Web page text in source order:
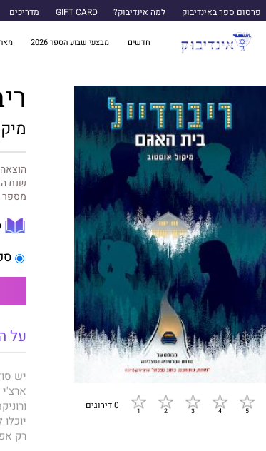
פרסום ספר באינדיבוק למה אינדיבוק? GIFT CARD מדריכים
חדשים מבצעי שבוע הספר 2026
0 דירוגים
שנת
מספר
על
יש‭ ‬סודות‭ ‬שאי‭ ‬אפשר‭ ‬לברוח‭ ‬מהם‭!‬
‬רק‭ ‬אפשרות‭ ‬אחת‭ - ‬לשוב‭ ‬לזירת‭ ‬הפשע‭ ‬ולחפש‭ ‬בה‭ ‬את‭ ‬הראיה‭ ‬החסרה. ‬